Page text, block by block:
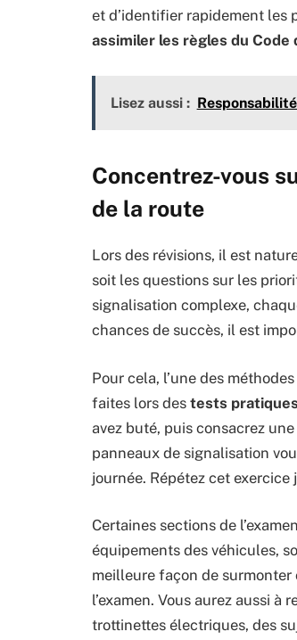
et d’identifier rapidement les
assimiler les règles du Code
Lisez aussi :
Concentrez-vous
de la route
Lors des révisions, il est
soit les questions sur les
signalisation complexe,
chances de succès, il est
Pour cela, l’une des
faites lors des tests pratiques
avez buté, puis consacrez
panneaux de signalisation
journée. Répétez cet exercice
Certaines sections de
équipements des véhicules,
meilleure façon de surmonter
l’examen. Vous aurez aussi
trottinettes électriques, des